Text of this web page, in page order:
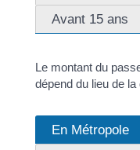
Avant 15 ans
Le montant du
dépend du lieu de la
En Métropole